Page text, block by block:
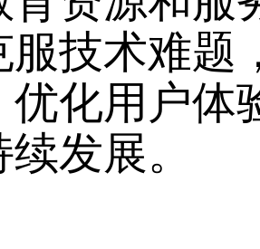
服技术难题
优化用户体
发展。